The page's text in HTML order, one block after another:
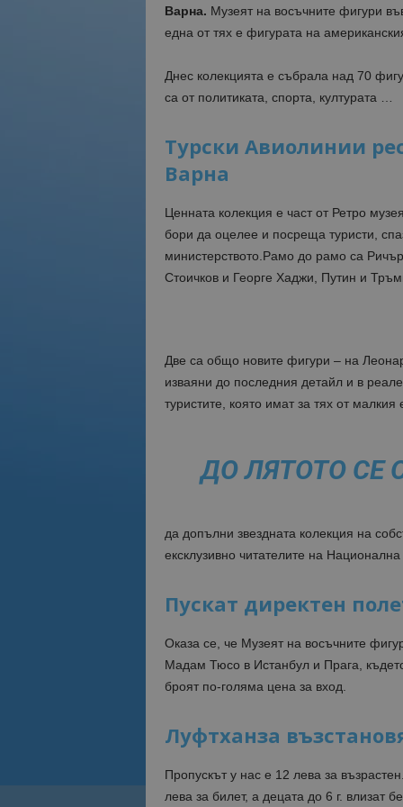
Варна. Музеят на восъчните фигури
една от тях е фигурата на
Днес колекцията е събрала над 70
са от политиката, спорта, културата …
Турски Авиолинии
Варна
Ценната колекция е част от Ретро
бори да оцелее и посреща туристи,
министерството.Рамо до рамо са
Стоичков и Георге Хаджи, Путин и
Две са общо новите фигури – на
изваяни до последния детайл и в
туристите, която имат за тях от малкия
ДО ЛЯТОТО СЕ
да допълни звездната колекция на
ексклузивно читателите на
Пускат директен
Оказа се, че Музеят на восъчните
Мадам Тюсо в Истанбул и Прага,
броят по-голяма цена за вход.
Луфтханза
Пропускът у нас е 12 лева за
лева за билет, а децата до 6 г. влизат